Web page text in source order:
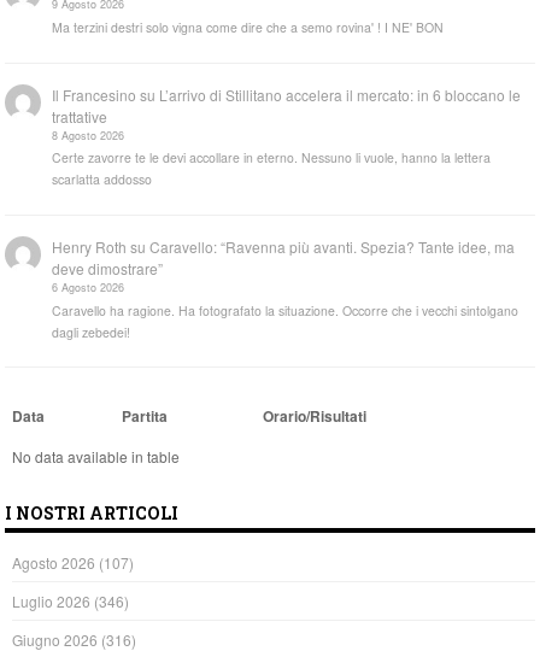
9 Agosto 2026
Ma terzini destri solo vigna come dire che a semo rovina' ! I NE' BON
Il Francesino su L’arrivo di Stillitano accelera il mercato: in 6 bloccano le
trattative
8 Agosto 2026
Certe zavorre te le devi accollare in eterno. Nessuno li vuole, hanno la lettera
scarlatta addosso
Henry Roth suCaravello: “Ravenna più avanti. Spezia? Tante idee, ma
deve dimostrare”
6 Agosto 2026
Caravello ha ragione. Ha fotografato la situazione. Occorre che i vecchi sintolgano
dagli zebedei!
Data Partita Orario/Risultati
No data available in table
I NOSTRI ARTICOLI
Agosto 2026 (107)
Luglio 2026 (346)
Giugno 2026 (316)